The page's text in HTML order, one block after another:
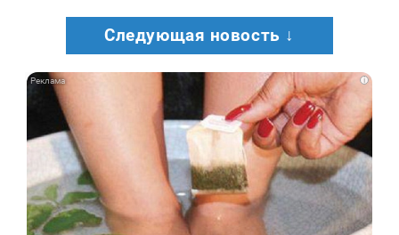
Следующая новость ↓
i